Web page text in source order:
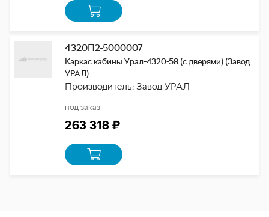
4320П2-5000007
Каркас кабины Урал-4320-58 (с дверями) (Завод
УРАЛ)
Производитель: Завод УРАЛ
под заказ
263 318 ₽